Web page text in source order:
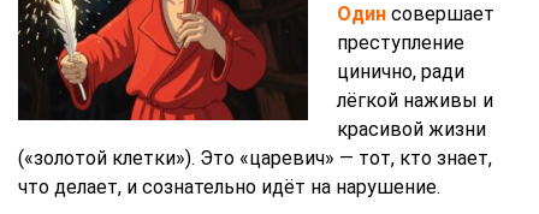
Один совершает
преступление
цинично, ради
лёгкой наживы и
красивой жизни
(«золотой клетки»). Это «царевич» — тот, кто знает,
что делает, и сознательно идёт на нарушение.